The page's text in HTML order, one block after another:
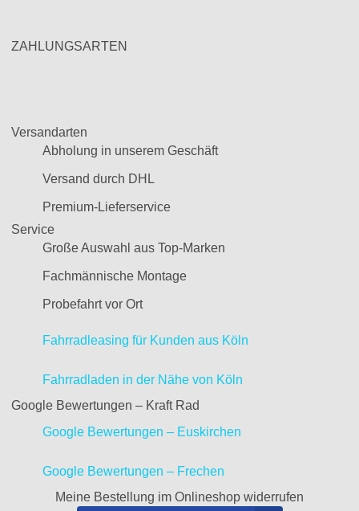
ZAHLUNGSARTEN
Versandarten
Abholung in unserem Geschäft
Versand durch DHL
Premium-Lieferservice
Service
Große Auswahl aus Top-Marken
Fachmännische Montage
Probefahrt vor Ort
Fahrradleasing für Kunden aus Köln
Fahrradladen in der Nähe von Köln
Google Bewertungen – Kraft Rad
Google Bewertungen – Euskirchen
Google Bewertungen – Frechen
Meine Bestellung im Onlineshop widerrufen